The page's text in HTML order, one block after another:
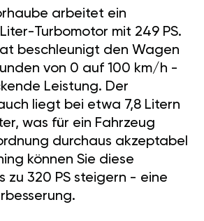
arbeitet ein
Turbomotor mit 249 PS.
beschleunigt den Wagen
von 0 auf 100 km/h -
Leistung. Der
liegt bei etwa 7,8 Litern
was für ein Fahrzeug
durchaus akzeptabel
können Sie diese
zu 320 PS steigern - eine